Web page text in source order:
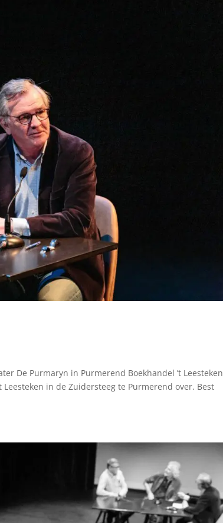
De Purmaryn in Purmerend Boekhandel ’t Leesteken
in de Zuidersteeg te Purmerend over. Best